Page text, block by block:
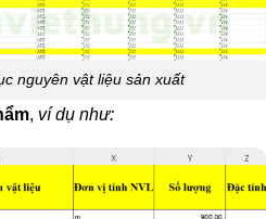
nguyên vật liệu sản xuất
, ví dụ như: